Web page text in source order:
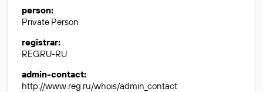
person:
Private Person
registrar:
REGRU-RU
admin-contact:
http://www.reg.ru/whois/admin_contact